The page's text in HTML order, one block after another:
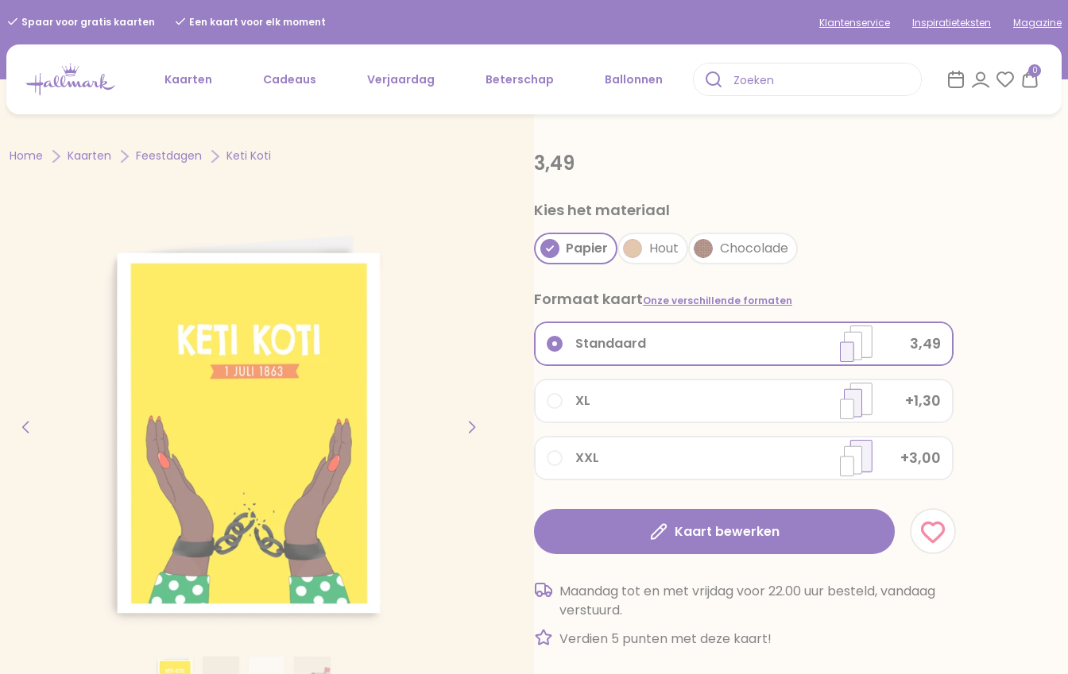
Spaar voor gratis kaarten Een kaart voor elk moment Klantenservice Inspiratieteksten Magazine
Kaarten Cadeaus Verjaardag Beterschap Ballonnen
0
Home Kaarten Feestdagen Keti Koti 3,49
Kies het materiaal
Papier Hout Chocolade
Formaat kaartOnze verschillende formaten
XXL +3,00
XL +1,30
Standaard 3,49
Kaart bewerken
Maandag tot en met vrijdag voor 22.00 uur besteld, vandaag
verstuurd.
Verdien 5 punten met deze kaart!